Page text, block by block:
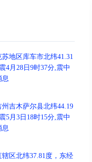
地区库车市北纬41.31
4月28日9时37分,震中
吉木萨尔县北纬44.19
5月3日18时15分,震中
区北纬37.81度，东经